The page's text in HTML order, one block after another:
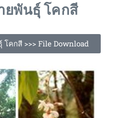
ยพันธุ์ โคกสี
คกสี >>> File Download